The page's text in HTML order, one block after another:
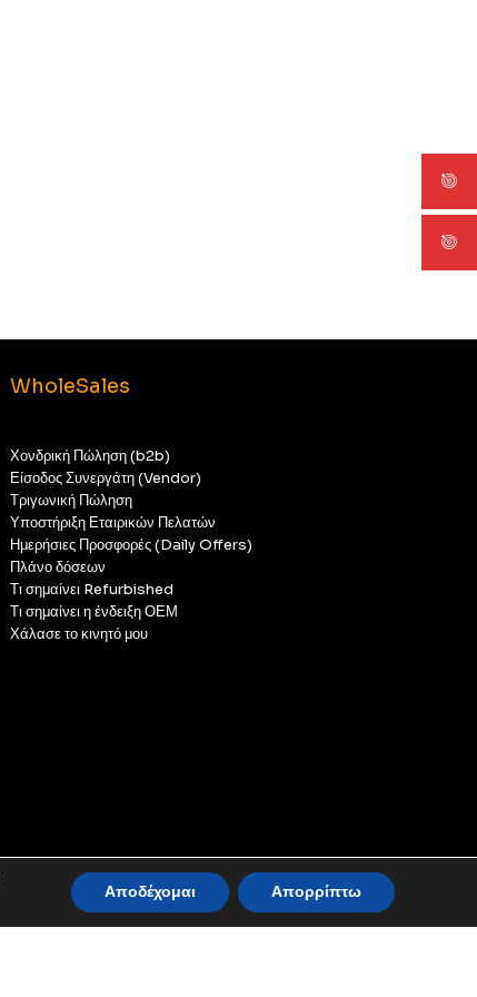
WholeSales
Χονδρική Πώληση (b2b)
Είσοδος Συνεργάτη (Vendor)
Τριγωνική Πώληση
Υποστήριξη Εταιρικών Πελατών
Ημερήσιες Προσφορές (Daily Offers)
Πλάνο δόσεων
Τι σημαίνει Refurbished
Τι σημαίνει η ένδειξη ΟΕΜ
Χάλασε το κινητό μου
Αποδέχομαι Απορρίπτω